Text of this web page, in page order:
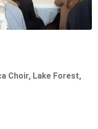
Choir, Lake Forest,